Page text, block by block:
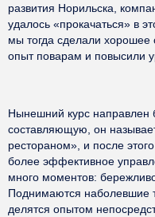
развития Норильска,
удалось «прокачаться» в
мы тогда сделали
опыт поварам и повысили
Нынешний курс направлен
составляющую, он
рестораном», и после
более эффективное
много моментов:
Поднимаются наболевшие
делятся опытом